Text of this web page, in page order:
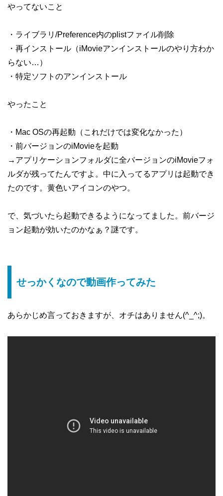
やってないこと
・ライブラリ/Preference内のplistファイル削除
・再インストール（iMovieアンインストールのやり方わか
らない…）
・特定ソフトのアンインストール
やったこと
・Mac OSの再起動（これだけでは変化なかった）
・前バージョンのiMovieを起動
→アプリケーションフォルダに全バージョンのiMovieフォ
ルダが残ってたんですよ。中に入ってるアプリは起動でき
たのです。黄色いアイコンのやつ。
で、気づいたら起動できるようになってました。前バージ
ョン起動が効いたのかなぁ？謎です。
せっかくなので動画作ってみた
あらかじめ言っておきますが、オチはありません(^_^;)。